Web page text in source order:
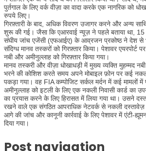
पुर्तगाल के लिए वर्क वीज़ा का वादा करके एक नागरिक को
रुपये लिए।
गिरफ़्तारी के बाद, अधिक विवरण उजागर करने और अन्य
शुरू की गई। जैसा कि एआरवाई न्यूज़ ने पहले बताया था, 15
संघीय जांच एजेंसी (एफआईए) के आव्रजन प्रकोष्ठ ने देश से
संदिग्ध मानव तस्करों को गिरफ़्तार किया। पेशावर एयरपोर्ट
नबी और अमीनुल्लाह को गिरफ़्तार किया गया।
मानव तस्करी और वीज़ा धोखाधड़ी में मुख्य व्यक्ति मुहम्मद
भरने की कोशिश करते समय अपने मोबाइल फ़ोन पर कई
पकड़ा गया। वह FIA कम्पोजिट सर्कल मर्दन में कई मामलों
अमीनुल्लाह को इटली के लिए एक नकली निवासी कार्ड का
का प्रयास करने के लिए हिरासत में लिया गया था। उसने
रखने वाले एक संगठित आपराधिक नेटवर्क से नकली दस्तावेज़
आगे की जांच और कानूनी कार्रवाई के लिए पेशावर में एंटी-
दिया गया।
Post navigation